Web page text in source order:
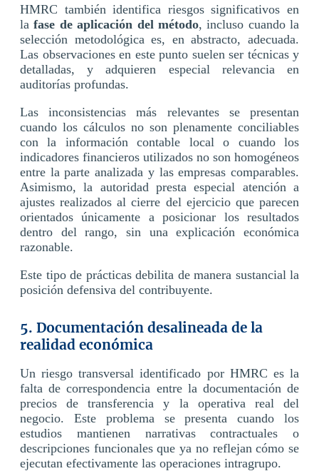
HMRC también identifica riesgos significativos en
lafase de aplicación del método, incluso cuando la
selección metodológica es, en abstracto, adecuada.
Las observaciones en este punto suelen ser técnicas y
detalladas, y adquieren especial relevancia en
auditorías profundas.
Las inconsistencias más relevantes se presentan
cuando los cálculos no son plenamente conciliables
con la información contable local o cuando los
indicadores financieros utilizados no son homogéneos
entre la parte analizada y las empresas comparables.
Asimismo, la autoridad presta especial atención a
ajustes realizados al cierre del ejercicio que parecen
orientados únicamente a posicionar los resultados
dentro del rango, sin una explicación económica
razonable.
Este tipo de prácticas debilita de manera sustancial la
posición defensiva del contribuyente.
5. Documentación desalineada de la
realidad económica
Un riesgo transversal identificado por HMRC es la
falta de correspondencia entre la documentación de
precios de transferencia y la operativa real del
negocio. Este problema se presenta cuando los
estudios mantienen narrativas contractuales o
descripciones funcionales que ya no reflejan cómo se
ejecutan efectivamente las operaciones intragrupo.